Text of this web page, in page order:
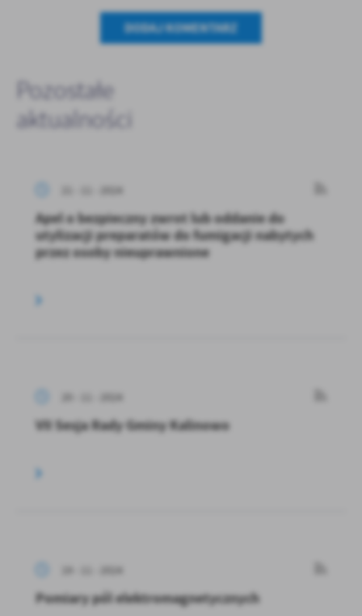
DODAJ KOMENTARZ
Pozostałe
aktualności
21 - 11 - 2024
Apel o bezpieczny zwrot lub oddanie do
utylizacji preparatów do fumigacji nabytych
przez osoby nieuprawnione
20 - 11 - 2024
VII Sesja Rady Gminy Kalinowo
19 - 11 - 2024
Pomiary pól elektromagnetycznych